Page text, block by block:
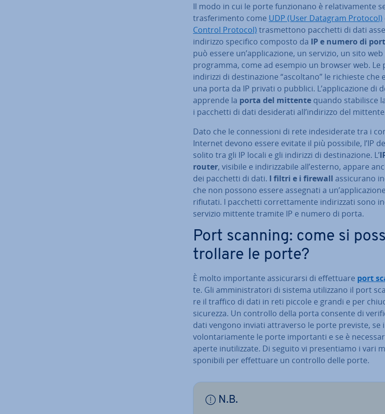
Il modo in cui le porte fun­zio­na­no è re­la­ti­va­men­te
tra­sfe­ri­men­to come UDP (User Datagram Protocol)
Control Protocol) tra­smet­to­no pacchetti di dati
indirizzo specifico composto da IP e numero di
può essere un’ap­pli­ca­zio­ne, un servizio, un sito
programma, come ad esempio un browser web. Le
indirizzi di de­sti­na­zio­ne “ascoltano” le richieste che
una porta da IP privati o pubblici. L’ap­pli­ca­zio­ne di
apprende la porta del mittente quando sta­bi­li­sce
i pacchetti di dati de­si­de­ra­ti all’indirizzo del
Dato che le con­nes­sio­ni di rete in­de­si­de­ra­te tra i
Internet devono essere evitate il più possibile, l’IP
solito tra gli IP locali e gli indirizzi di de­sti­na­zio­ne. L’
router, visibile e in­di­riz­za­bi­le all’esterno, appare
dei pacchetti di dati. I filtri e i firewall as­si­cu­ra­no
che non possono essere assegnati a
rifiutati. I pacchetti cor­ret­ta­men­te in­di­riz­za­ti sono
servizio mittente tramite IP e numero di porta.
Port scanning: come si
trol­la­re le porte?
È molto im­por­tan­te as­si­cu­rar­si di ef­fet­tua­re port
te. Gli am­mi­ni­stra­to­ri di sistema uti­liz­za­no il port
re il traffico di dati in reti piccole e grandi e per
sicurezza. Un controllo della porta consente di
dati vengono inviati at­tra­ver­so le porte previste,
vo­lon­ta­ria­men­te le porte im­por­tan­ti e se è
aperte inu­ti­liz­za­te. Di seguito vi pre­sen­tia­mo i vari
spo­ni­bi­li per ef­fet­tua­re un controllo delle porte.
N.B.